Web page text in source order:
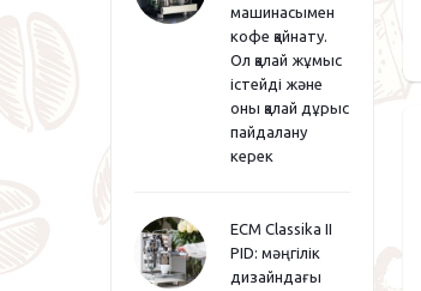
машинасымен
кофе қайнату.
Ол қалай жұмыс
істейді және
оны қалай дұрыс
пайдалану
керек
ECM Classika II
PID: мәңгілік
дизайндағы